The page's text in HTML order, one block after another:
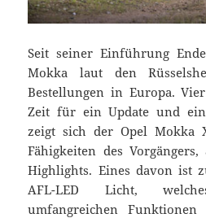
Seit seiner Einführung
Mokka laut den
Bestellungen in Europa.
Zeit für ein Update und
zeigt sich der Opel Mokka
Fähigkeiten des
Highlights. Eines davon ist
AFL-LED Licht,
umfangreichen Funktionen